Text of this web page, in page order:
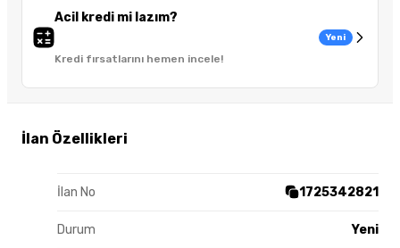
Acil kredi mi lazım?
Kredi fırsatlarını hemen incele!
Yeni
İlan Özellikleri
İlan No 1725342821
Durum Yeni